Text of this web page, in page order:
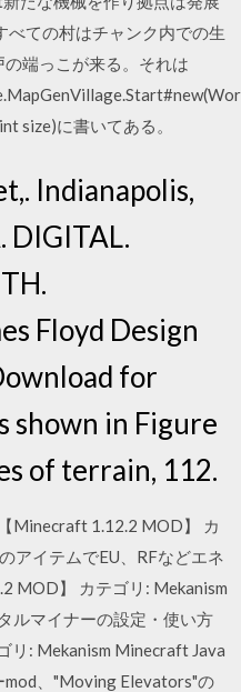
べての村はチャンク内での生
端っこが来る。それは
size)に書いてある。
Indianapolis,
DIGITAL.
Floyd Design
for
shown in Figure
of terrain, 112.
Minecraft 1.12.2 MOD】 カ
アイテムでEU、RFなどエネ
MOD】 カテゴリ: Mekanism
ルマイナーの設定・使い方
リ: Mekanism Minecraft Java
、"Moving Elevators"の